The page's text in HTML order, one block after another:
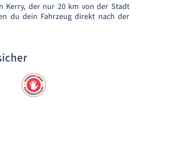
Kerry, der nur 20 km von der Stadt
du dein Fahrzeug direkt nach der